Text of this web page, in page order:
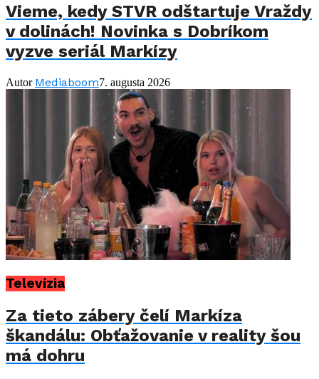
Vieme, kedy STVR odštartuje Vraždy
v dolinách! Novinka s Dobríkom
vyzve seriál Markízy
Autor Mediaboom7. augusta 2026
Televízia
Za tieto zábery čelí Markíza
škandálu: Obťažovanie v reality šou
má dohru